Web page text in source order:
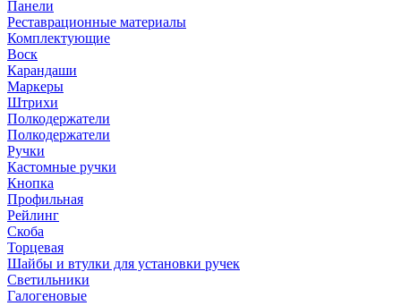
Панели
Реставрационные материалы
Комплектующие
Воск
Карандаши
Маркеры
Штрихи
Полкодержатели
Полкодержатели
Ручки
Кастомные ручки
Кнопка
Профильная
Рейлинг
Скоба
Торцевая
Шайбы и втулки для установки ручек
Светильники
Галогеновые